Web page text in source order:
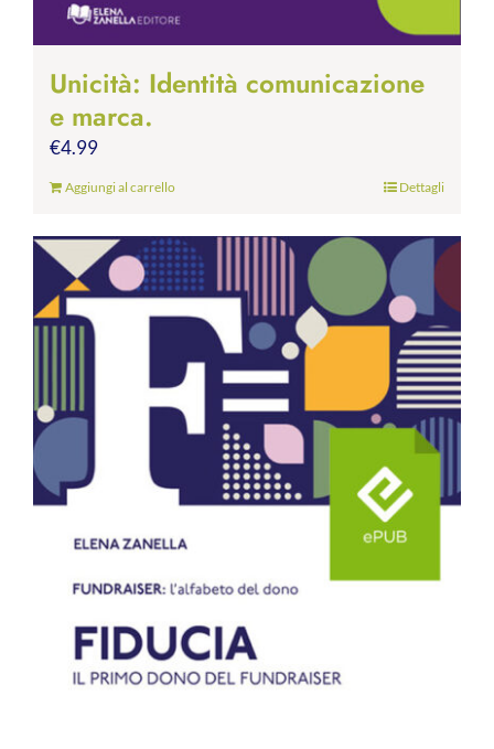
Unicità: Identità comunicazione
e marca.
€4.99
Aggiungi al carrello Dettagli